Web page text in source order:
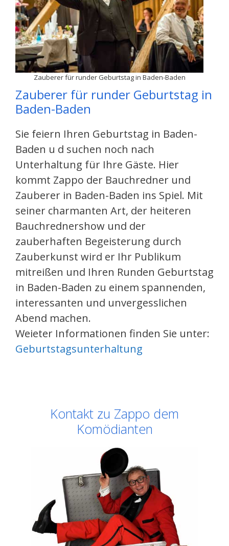
Zauberer für runder Geburtstag in Baden-Baden
Zauberer für runder Geburtstag in
Baden-Baden
Sie feiern Ihren Geburtstag in Baden-
Baden u d suchen noch nach
Unterhaltung für Ihre Gäste. Hier
kommt Zappo der Bauchredner und
Zauberer in Baden-Baden ins Spiel. Mit
seiner charmanten Art, der heiteren
Bauchrednershow und der
zauberhaften Begeisterung durch
Zauberkunst wird er Ihr Publikum
mitreißen und Ihren Runden Geburtstag
in Baden-Baden zu einem spannenden,
interessanten und unvergesslichen
Abend machen.
Weieter Informationen finden Sie unter:
Geburtstagsunterhaltung
Kontakt zu Zappo dem
Komödianten